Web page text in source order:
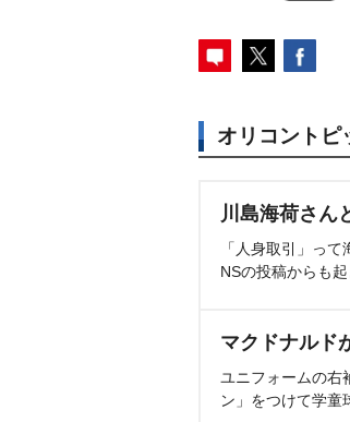
オリコントピ
川島海荷さん
「人身取引」っ
NSの投稿からも
マクドナルド
ユニフォームの右
ン」をつけて学童